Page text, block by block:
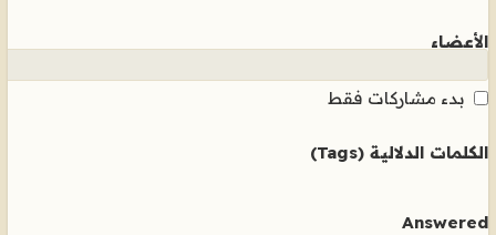
الأعضاء
بدء مشاركات فقط
الكلمات الدلالية (Tags)
Answered